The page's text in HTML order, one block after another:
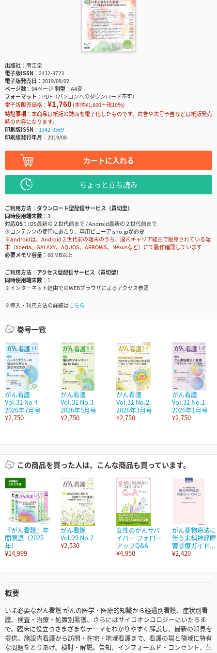
出版社
南江堂
電子版ISSN
2432-8723
電子版発売日
2019/09/02
ページ数
94ページ判型
A4変
フォーマット
PDF（パソコンへのダウンロード不可）
電子版販売価格： ¥1,760(本体¥1,600＋税10％)
特記事項
本商品は紙版の誌面を電子化したものです。広告や次号予告などは紙版発売
時の内容になります。
印刷版ISSN
1342-0569
印刷版発行年月
2019/08
カートに入れる
ちょっと立ち読み
ご利用方法
ダウンロード型配信サービス（買切型）
同時使用端末数
3
対応OS
iOS最新の２世代前まで / Android最新の２世代前まで
※コンテンツの使用にあたり、専用ビューアisho.jpが必要
※Androidは、Android２世代前の端末のうち、国内キャリア経由で販売されている端
末（Xperia、GALAXY、AQUOS、ARROWS、Nexusなど）にて動作確認しています
必要メモリ容量
60 MB以上
ご利用方法
アクセス型配信サービス（買切型）
同時使用端末数
1
※インターネット経由でのWEBブラウザによるアクセス参照
※導入・利用方法の詳細はこちら
巻号一覧
がん看護
Vol.31 No.4
2026年7月号
¥2,750
がん看護
Vol.31 No.3
2026年5月号
¥2,750
がん看護
Vol.31 No.2
2026年3月号
¥2,750
がん看護
Vol.31 No.1
2026年1月号
¥2,750
この商品を買った人は、こんな商品も買っています。
『がん看護』年
間購読（2025
年）
¥14,999
がん看護
Vol.29 No.2
¥2,530
女性のがんサバ
イバー フォロー
アップQ&A
¥4,950
がん薬物療法に
伴う末梢神経障
害診療ガイド...
¥2,420
概要
いま必要ながん看護 がんの医学・医療的知識から経過別看護、症状別看
護、検査・治療・処置別看護、さらにはサイコオンコロジーにいたるま
で、臨床に役立つさまざまなテーマをわかりやすく解説し、最新の知見を
提供。施設内看護から訪問・在宅・地域看護まで、看護の場と領域に特有
な問題をとりあげ、検討・解説。告知、インフォームド・コンセント、生